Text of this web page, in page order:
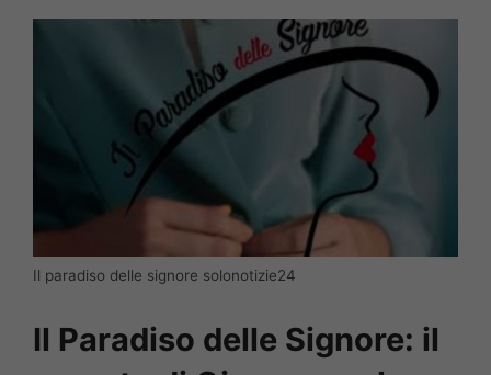
Il paradiso delle signore solonotizie24
Il Paradiso delle Signore: il